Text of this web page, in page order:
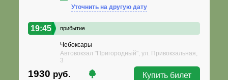
Уточнить на другую дату
19:45 прибытие
Чебоксары
Автовокзал "Пригородный", ул. Привокзальная,
3
1930 руб. Купить билет